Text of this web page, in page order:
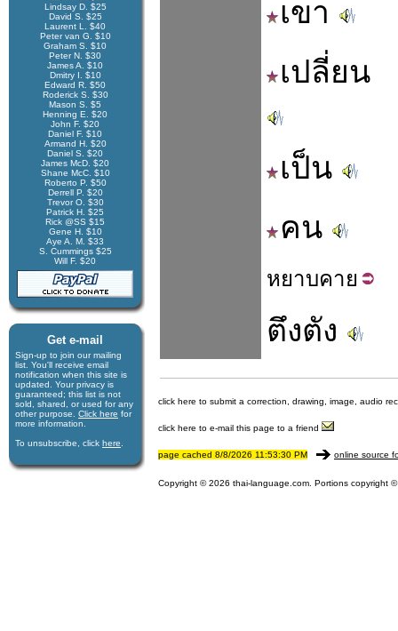
Lindsay D. $25
David S. $25
Laurent L. $40
Peter van G. $10
Graham S. $10
Peter N. $30
James A. $10
Dmitry I. $10
Edward R. $50
Roderick S. $30
Mason S. $5
Henning E. $20
John F. $20
Daniel F. $10
Armand H. $20
Daniel S. $20
James McD. $20
Shane McC. $10
Roberto P. $50
Derrell P. $20
Trevor O. $30
Patrick H. $25
Rick @SS $15
Gene H. $10
Aye A. M. $33
S. Cummings $25
Will F. $20
Get e-mail
Sign-up to join our mail­ing
list. You'll receive e­mail
notification when this site is
updated. Your privacy is
guaran­teed; this list is not
sold, shared, or used for any
other purpose. Click here for
more infor­mation.
To unsubscribe, click here
เขา
เปลี่ยน
เป็น
คน
หยาบคาย
ตึงตัง
click here to submit a correction, drawing, image, audio
click here to e-mail this page to a friend
page cached 8/8/2026 11:53:30 PM online source
Copyright © 2026 thai-language.com. Portions copyright